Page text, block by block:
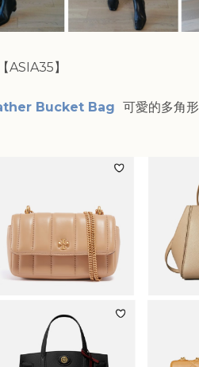
ASIA35】
Bucket Bag 可愛的多角形